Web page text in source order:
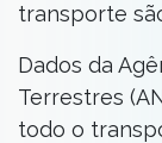
transporte
Dados da
Terrestres
todo o